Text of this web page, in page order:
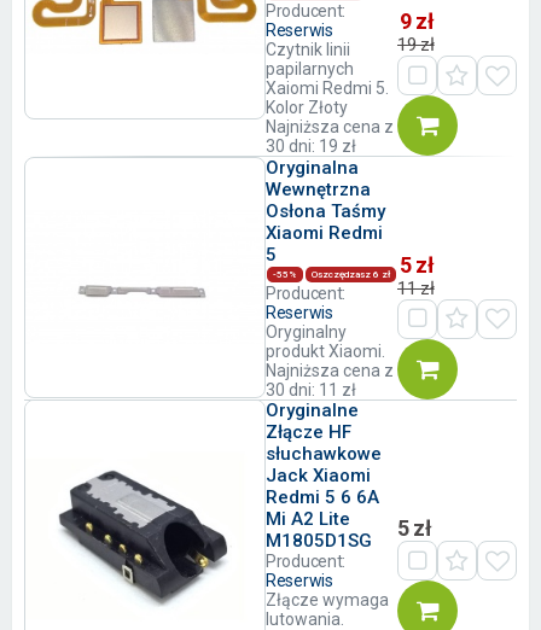
Producent:
Reserwis
Czytnik linii
papilarnych
Xaiomi Redmi 5.
Kolor Złoty
Najniższa cena z
30 dni: 19 zł
9 zł
19 zł
Oryginalna
Wewnętrzna
Osłona Taśmy
Xiaomi Redmi
5
-55% Oszczędzasz 6 zł
Producent:
Reserwis
Oryginalny
produkt Xiaomi.
Najniższa cena z
30 dni: 11 zł
5 zł
11 zł
Oryginalne
Złącze HF
słuchawkowe
Jack Xiaomi
Redmi 5 6 6A
Mi A2 Lite
M1805D1SG
Producent:
Reserwis
Złącze wymaga
lutowania.
5 zł